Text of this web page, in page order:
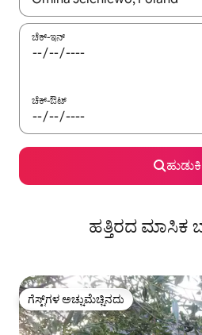
ಚೆಕ್-ಇನ್
ಚೆಕ್-ಔಟ್
ಹುಡುಕಿ
ಹತ್ತಿರದ ಮಾಸಿಕ
ಗೆಸ್ಟ್‌ಗಳ ಅಚ್ಚುಮೆಚ್ಚಿನದು
ಗೆಸ್ಟ್‌ಗಳ ಅಚ್ಚುಮೆಚ್ಚಿನದು